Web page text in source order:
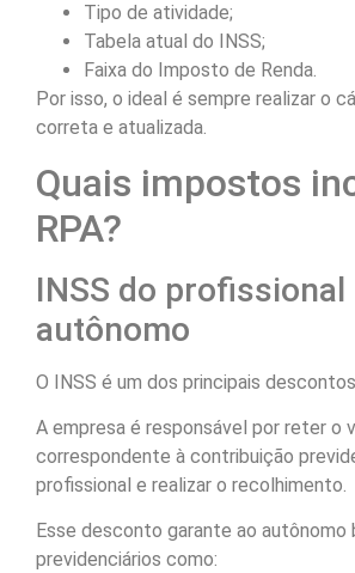
Tipo de atividade;
Tabela atual do INSS;
Faixa do Imposto de Renda.
Por isso, o ideal é sempre realizar o
correta e atualizada.
Quais impostos
RPA?
INSS do profissional
autônomo
O INSS é um dos principais
A empresa é responsável por reter o
correspondente à contribuição
profissional e realizar o recolhimento.
Esse desconto garante ao autônomo
previdenciários como: